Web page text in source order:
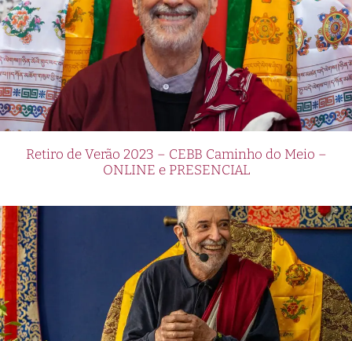
Retiro de Verão 2023 – CEBB Caminho do Meio –
ONLINE e PRESENCIAL